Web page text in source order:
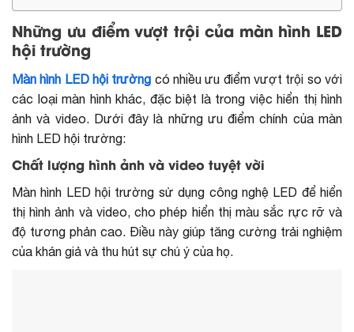
Những ưu điểm vượt trội của màn hình LED
hội trường
Màn hình LED hội trường có nhiều ưu điểm vượt trội so với
các loại màn hình khác, đặc biệt là trong việc hiển thị hình
ảnh và video. Dưới đây là những ưu điểm chính của màn
hình LED hội trường:
Chất lượng hình ảnh và video tuyệt vời
Màn hình LED hội trường sử dụng công nghệ LED để hiển
thị hình ảnh và video, cho phép hiển thị màu sắc rực rỡ và
độ tương phản cao. Điều này giúp tăng cường trải nghiệm
của khán giả và thu hút sự chú ý của họ.